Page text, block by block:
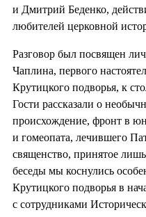
и Дмитрий Беденко,
любителей церковной
Разговор был посвящен
Чаплина, первого
Крутицкого подворья, к
Гости рассказали о
происхождение, фронт в
и гомеопата, лечившего
священство, принятое
беседы мы коснулись
Крутицкого подворья в
с сотрудниками